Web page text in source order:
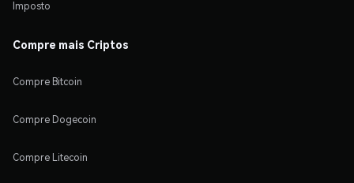
Imposto
Compre mais Criptos
Compre Bitcoin
Compre Dogecoin
Compre Litecoin